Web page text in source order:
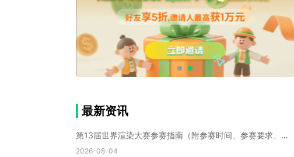
人物建模渲染
在线建模渲染
北京渲染农场
成都动画渲染
免费渲染农场
网络渲染农场
个人渲染农场
小型渲染农场
自建渲染农场
视频渲染农场
渲染农场软件
cpu渲染农场
渲染农场费用
渲染农场下载
模型软件
建模渲染软件
三维建模渲染
3d建模渲染
云渲染农场
C4D渲染农场
渲染农场收费
云渲染农场价格
瑞云渲染农场价格
动画渲染农场
最新资讯
第13届世界渲染大赛参赛指南（附参赛时间、参赛要求、赛事奖励等）
2026-08-04